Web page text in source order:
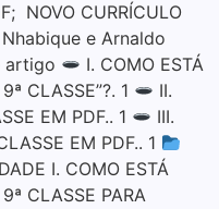
NOVO CURRÍCULO
e Arnaldo
artigo
I. COMO ESTÁ
CLASSE”?. 1
II.
EM PDF.. 1
III.
EM PDF.. 1
I. COMO ESTÁ
CLASSE PARA